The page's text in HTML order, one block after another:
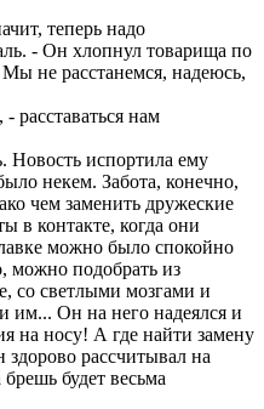
теперь надо
- Он хлопнул товарища по
не расстанемся, надеюсь,
нам
Новость испортила ему
некем. Забота, конечно,
чем заменить дружеские
в контакте, когда они
можно было спокойно
можно подобрать из
со светлыми мозгами и
им... Он на него надеялся и
на носу! А где найти замену
здорово рассчитывал на
будет весьма